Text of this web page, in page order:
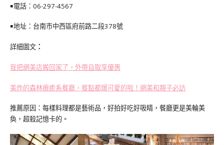
￭電話：06-297-4567
￭地址：台南市中西區府前路二段378號
詳細圖文 ：
我把網美店搬回家了，外帶自取享優惠
美炸的森林療癒系餐廳，餐點都爆可愛的啦！網美和親子必訪
推薦原因：每樣料理都是藝術品，好拍好吃好吸睛，餐廳更是美輪美
奐，超殺記憶卡的。